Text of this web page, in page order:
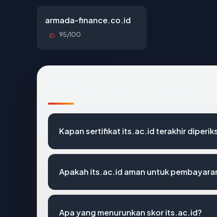
armada-finance.co.id
ID 95/100
Kapan sertifikat its.ac.id terakhir
Apakah its.ac.id aman untuk
Apa yang menurunkan skor its.ac.id?